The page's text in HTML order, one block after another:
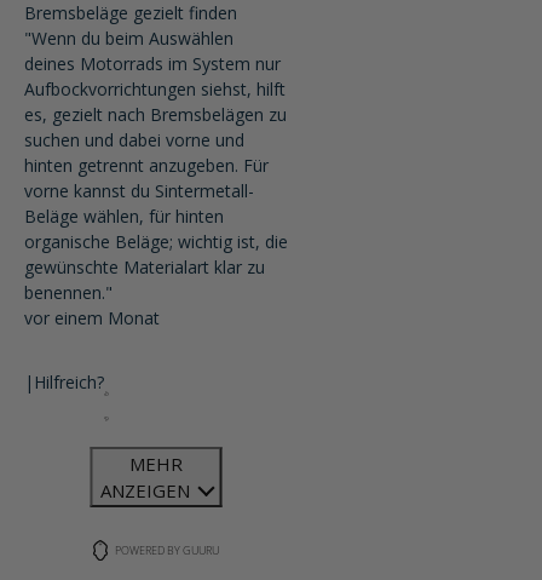
Bremsbeläge gezielt finden
"Wenn du beim Auswählen
deines Motorrads im System nur
Aufbockvorrichtungen siehst, hilft
es, gezielt nach Bremsbelägen zu
suchen und dabei vorne und
hinten getrennt anzugeben. Für
vorne kannst du Sintermetall-
Beläge wählen, für hinten
organische Beläge; wichtig ist, die
gewünschte Materialart klar zu
benennen."
vor einem Monat
| Hilfreich?
MEHR
ANZEIGEN
POWERED BY GUURU